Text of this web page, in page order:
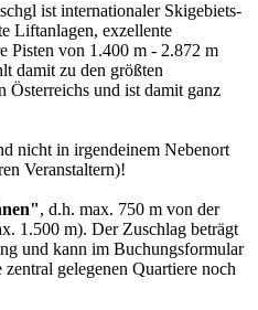
ist internationaler Skigebiets-
Liftanlagen, exzellente
Pisten von 1.400 m - 2.872 m
damit zu den größten
Österreichs und ist damit ganz
nicht in irgendeinem Nebenort
Veranstaltern)!
, d.h. max. 750 m von der
1.500 m). Der Zuschlag beträgt
und kann im Buchungsformular
gelegenen Quartiere noch